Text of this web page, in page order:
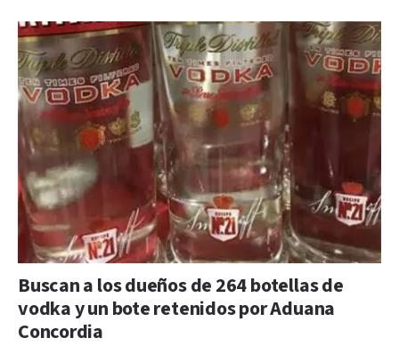
Buscan a los dueños de 264 botellas de
vodka y un bote retenidos por Aduana
Concordia